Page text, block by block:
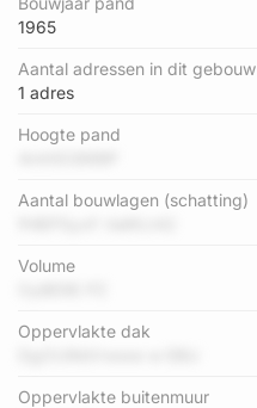
1965
Aantal adressen in dit gebouw
1 adres
Hoogte pand
Aantal bouwlagen (schatting)
Volume
Oppervlakte dak
Oppervlakte buitenmuur